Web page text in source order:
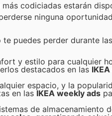
más codiciadas estarán
ninguna
puedes perder durante las
y estilo para cualquier
destacados en las
espacio, y la
en las IKEA weekly ads
de almacenamiento